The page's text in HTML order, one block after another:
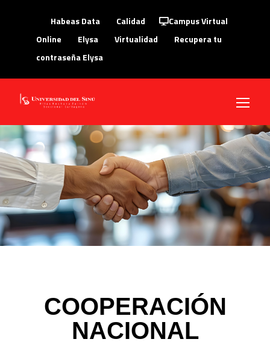
Campus Virtual
Habeas Data
Calidad
Online
Elysa Virtualidad
Recupera tu
contraseña Elysa
COOPERACIÓN
NACIONAL